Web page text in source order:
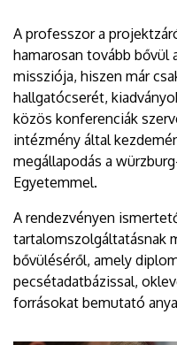
A professzor a
hamarosan tovább bővül
missziója, hiszen már
hallgatócserét,
közös konferenciák
intézmény által
megállapodás a
Egyetemmel.
A rendezvényen
tartalomszolgáltatásnak
bővüléséről, amely
pecsétadatbázissal,
forrásokat bemutató